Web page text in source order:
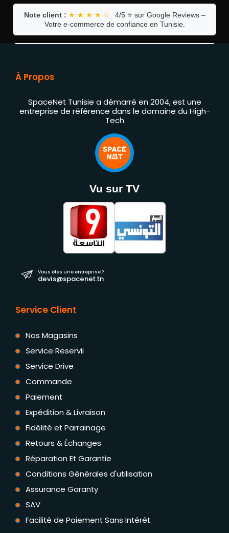
Note client : ★ ★ ★ ★ ☆
4/5 ⭐ sur Google Reviews –
Votre e-commerce de confiance en Tunisie.
À Propos
SpaceNet Tunisie a démarré en 2004, est une
entreprise de référence dans le domaine du High-
Tech
Vu sur TV
Vous êtes une entreprise ?
devis@spacenet.tn
Service Client
Nos Magasins
Service Reservii
Service Drive
Commande
Paiement
Expédition & Livraison
Fidélité et Parrainage
Retours & Échanges
Réparation Et Garantie
Conditions Générales d'utilisation
Assurance Garanty
SAV
Facilité de Paiement Sans Intérêt